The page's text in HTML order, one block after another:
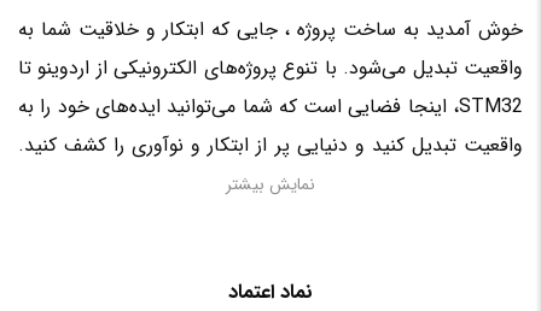
خوش آمدید به ساخت پروژه ، جایی که ابتکار و خلاقیت شما به
واقعیت تبدیل می‌شود. با تنوع پروژه‌های الکترونیکی از اردوینو تا
STM32، اینجا فضایی است که شما می‌توانید ایده‌های خود را به
واقعیت تبدیل کنید و دنیایی پر از ابتکار و نوآوری را کشف کنید.
منتظر حضور فعال شما در این سرزمین الکترونیکی هستیم!
نمایش بیشتر
نماد اعتماد